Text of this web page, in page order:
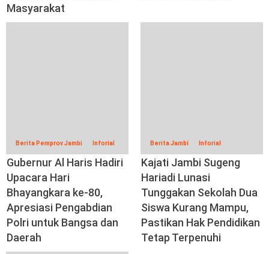
Masyarakat
Berita Pemprov Jambi Inforial
Gubernur Al Haris Hadiri
Upacara Hari
Bhayangkara ke-80,
Apresiasi Pengabdian
Polri untuk Bangsa dan
Daerah
Berita Jambi Inforial
Kajati Jambi Sugeng
Hariadi Lunasi
Tunggakan Sekolah Dua
Siswa Kurang Mampu,
Pastikan Hak Pendidikan
Tetap Terpenuhi